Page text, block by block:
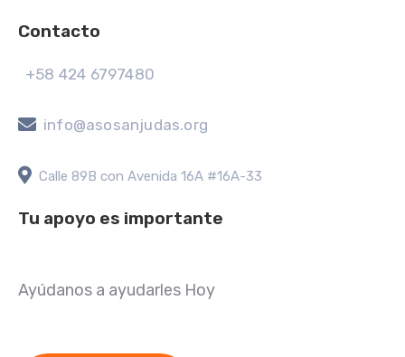
Contacto
+58 424 6797480
info@asosanjudas.org
Calle 89B con Avenida 16A #16A-33
Tu apoyo es importante
Ayúdanos a ayudarles Hoy